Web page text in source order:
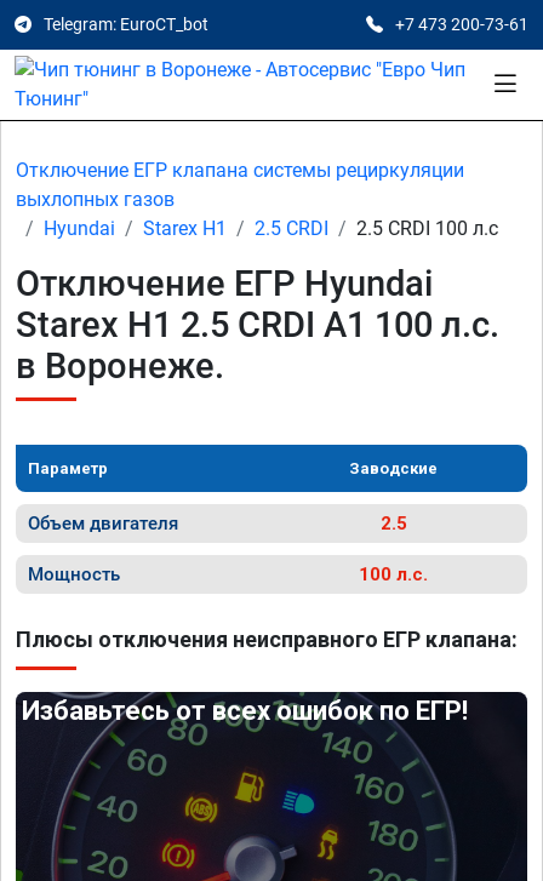
Telegram: EuroCT_bot +7 473 200-73-61
Отключение ЕГР клапана системы рециркуляции
выхлопных газов
Hyundai
Starex H1 2.5 CRDI 2.5 CRDI 100 л.с
Отключение ЕГР Hyundai
Starex H1 2.5 CRDI A1 100 л.с.
в Воронеже.
Параметр Заводские
Объем двигателя 2.5
Мощность 100 л.с.
Плюсы отключения неисправного ЕГР клапана:
Избавьтесь от всех ошибок по ЕГР!